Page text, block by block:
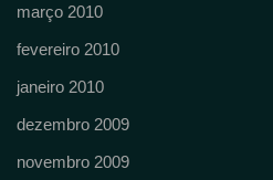
março 2010
fevereiro 2010
janeiro 2010
dezembro 2009
novembro 2009